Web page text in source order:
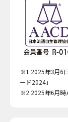
※1 2025年3月6
ード2024」
※2 2025年6月時